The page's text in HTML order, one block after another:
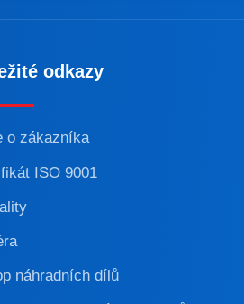
odkazy
o zákazníka
ISO 9001
náhradních dílů